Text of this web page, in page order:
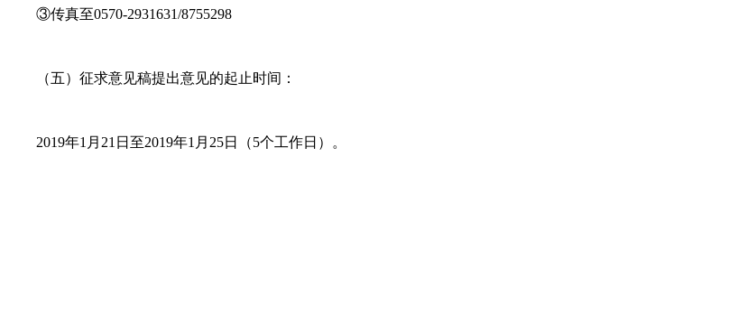
③传真至0570-2931631/8755298
（五）征求意见稿提出意见的起止时间：
2019年1月21日至2019年1月25日（5个工作日）。